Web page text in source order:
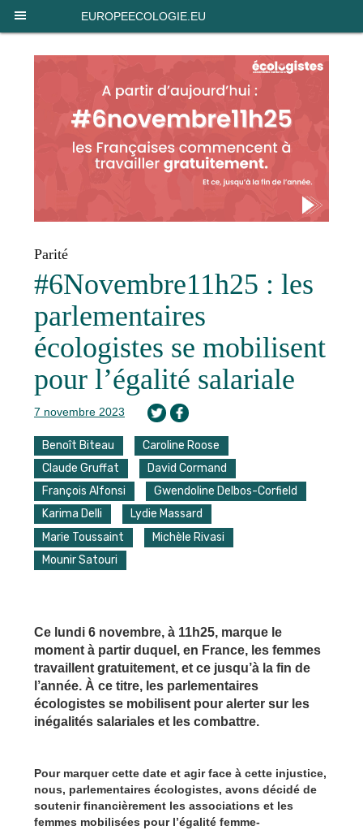
EUROPEECOLOGIE.EU
Parité
#6Novembre11h25 : les
parlementaires
écologistes se mobilisent
pour l’égalité salariale
7 novembre 2023
Benoît Biteau
Caroline Roose
Claude Gruffat
David Cormand
François Alfonsi
Gwendoline Delbos-Corfield
Karima Delli
Lydie Massard
Marie Toussaint
Michèle Rivasi
Mounir Satouri
Ce lundi 6 novembre, à 11h25, marque le
moment à partir duquel, en France, les femmes
travaillent gratuitement, et ce jusqu’à la fin de
l’année. À ce titre, les parlementaires
écologistes se mobilisent pour alerter sur les
inégalités salariales et les combattre.
Pour marquer cette date et agir face à cette injustice,
nous, parlementaires écologistes, avons décidé de
soutenir financièrement les associations et les
femmes mobilisées pour l’égalité femme-